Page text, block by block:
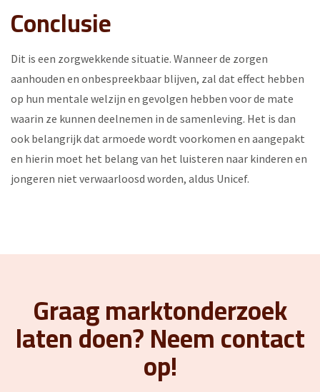
Conclusie
Dit is een zorgwekkende situatie. Wanneer de zorgen
aanhouden en onbespreekbaar blijven, zal dat effect hebben
op hun mentale welzijn en gevolgen hebben voor de mate
waarin ze kunnen deelnemen in de samenleving. Het is dan
ook belangrijk dat armoede wordt voorkomen en aangepakt
en hierin moet het belang van het luisteren naar kinderen en
jongeren niet verwaarloosd worden, aldus Unicef.
Graag marktonderzoek
laten doen? Neem contact
op!